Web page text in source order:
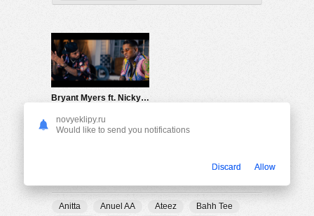
Bryant Myers ft. Nicky Jam — Tanta Falta Remix
Anitta Anuel AA Ateez
Bahh Tee
novyeklipy.ru
Would like to send you notifications
Discard Allow